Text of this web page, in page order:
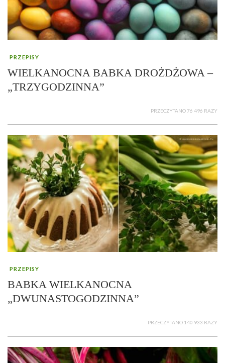
PRZEPISY
WIELKANOCNA BABKA DROŻDŻOWA –
„TRZYGODZINNA”
PRZECZYTANO 76 496 RAZY
PRZEPISY
BABKA WIELKANOCNA
„DWUNASTOGODZINNA”
PRZECZYTANO 140 933 RAZY